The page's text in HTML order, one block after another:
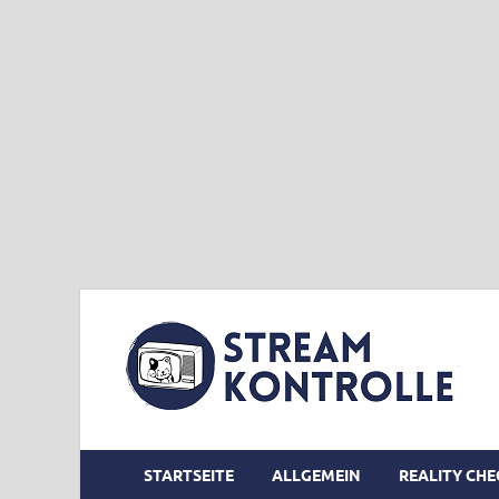
STARTSEITE ALLGEMEIN REALITY